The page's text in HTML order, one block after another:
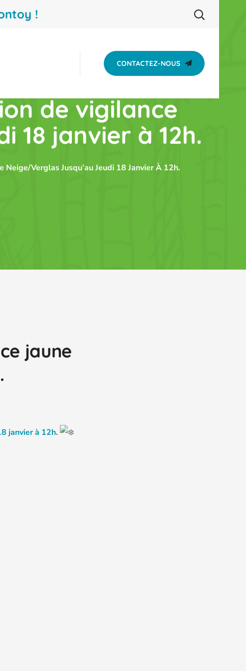
!
CONTACTEZ-NOUS
de vigilance
18 janvier à 12h.
verglas Jusqu’au Jeudi 18 Janvier À 12h.
jaune
janvier à 12h.